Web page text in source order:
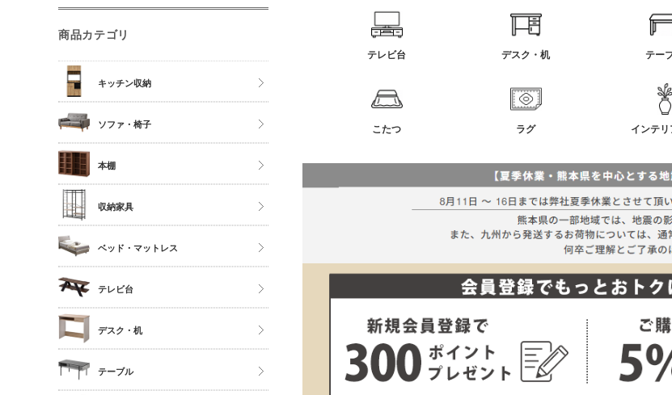
テレビ台 デスク・机 テー
こたつ ラグ インテ
商品カテゴリ
キッチン収納
食器棚
レンジ台
キッチンカウンター
ストッカー
ソファ・椅子
チェア
ソファ
座椅子
本棚
ミドルタイプ
ディスプレイラック
収納家具
タンス・チェスト
サニタリー
多目的収納
ベッド・マットレス
マットレス単品
シングル
セミダブル
テレビ台
ロータイプ
伸縮・変形・コーナー
デスク・机
デスク
サイドチェスト
テーブル